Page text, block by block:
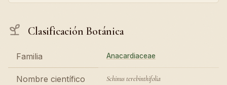
Clasificación Botánica
Familia Anacardiaceae
Nombre científico Schinus terebinthifolia